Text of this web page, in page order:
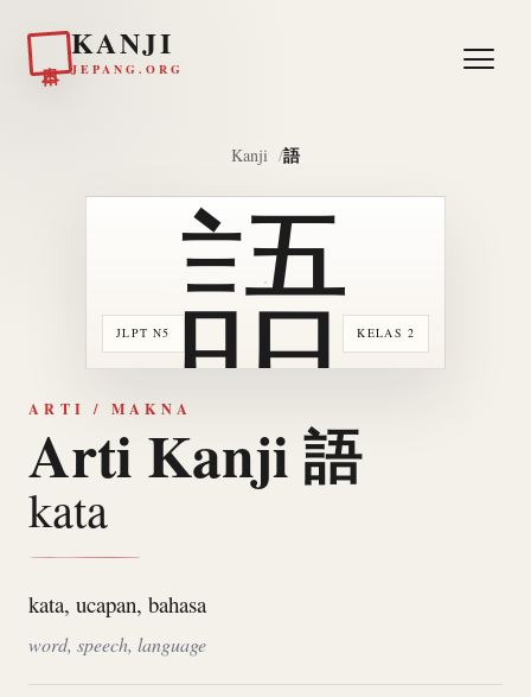
KANJI
JEPANG.ORG
Kanji 語
JLPT N5 KELAS 2
語
ARTI / MAKNA
Arti Kanji 語
kata
kata, ucapan, bahasa
word, speech, language